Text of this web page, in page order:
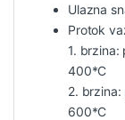
Ulazna
Protok
1.
400*C
2.
600*C